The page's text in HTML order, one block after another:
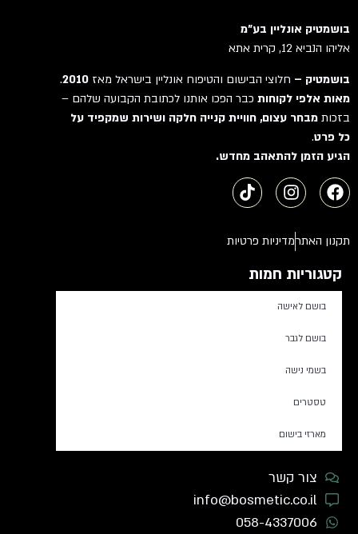
בושמטיק אונליין בע"מ
אליהו הנביא 12, קרית אתא
בושמטיק –חלוצי הבישום והטיפוח אונליין בישראל מאז2010
.
מאות אלפי לקוחותכבר הפכו אותנו לכתובת הקבועה שלהם –
בזכותמבחר עצום, חוויית קנייה חלקה ושירות שמקפיד על
כל פרט.
הגיע הזמן להתאהב מחדש.
תקנון האתרמדיניות פרטיות
קטגוריות חמות
בושם לאישה
בושם לגבר
בשמי נישה
טסטרים
מארזי בישום
צור קשר
info@bosmetic.co.il
058-4337006